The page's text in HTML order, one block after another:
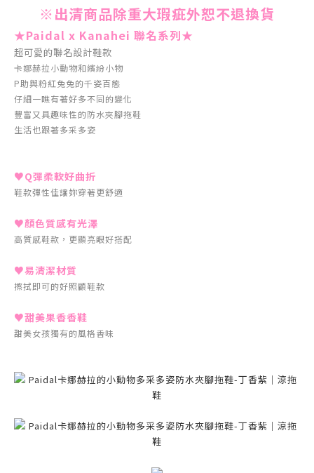
※出清商品除重大瑕疵外恕不退換貨
★Paidal x Kanahei 聯名系列★
超可愛的聯名設計鞋款
卡娜赫拉小動物和繽紛小物
P助與粉紅兔兔的千姿百態
仔細一瞧有著好多不同的變化
豐富又具趣味性的防水夾腳拖鞋
生活也跟著多采多姿
♥Q彈柔軟好曲折
鞋款彈性佳讓妳穿著更舒適
♥顏色質感有光澤
高質感鞋款，更顯亮眼好搭配
♥易清潔材質
擦拭即可的好照顧鞋款
♥甜美果香香鞋
甜美女孩獨有的風格香味